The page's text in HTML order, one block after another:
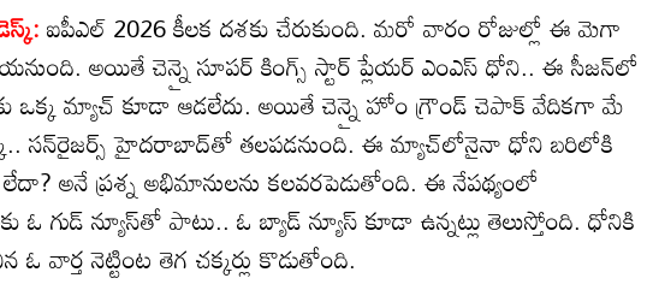
ఐపీఎల్ 2026 కీలక దశకు చేరుకుంది. మరో వారం రోజుల్లో ఈ మెగా
అయితే చెన్నై సూపర్ కింగ్స్ స్టార్ ప్లేయర్ ఎంఎస్ ధోని.. ఈ సీజన్‌లో
ఒక్క మ్యాచ్ కూడా ఆడలేదు. అయితే చెన్నై హోం గ్రౌండ్ చెపాక్ వేదికగా మే
సన్‌రైజర్స్ హైదరాబాద్‌తో తలపడనుంది. ఈ మ్యాచ్‌లోనైనా ధోని బరిలోకి
అనే ప్రశ్న అభిమానులను కలవరపెడుతోంది. ఈ నేపథ్యంలో
ఓ గుడ్ న్యూస్‌తో పాటు.. ఓ బ్యాడ్ న్యూస్ కూడా ఉన్నట్లు తెలుస్తోంది. ధోనికి
ఓ వార్త నెట్టింట తెగ చక్కర్లు కొడుతోంది.